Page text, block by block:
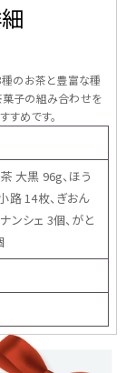
種のお茶と豊富な種
菓子の組み合わせを
めです。
大黒 96g、ほう
路 14枚、ぎおん
ンシェ 3個、がと